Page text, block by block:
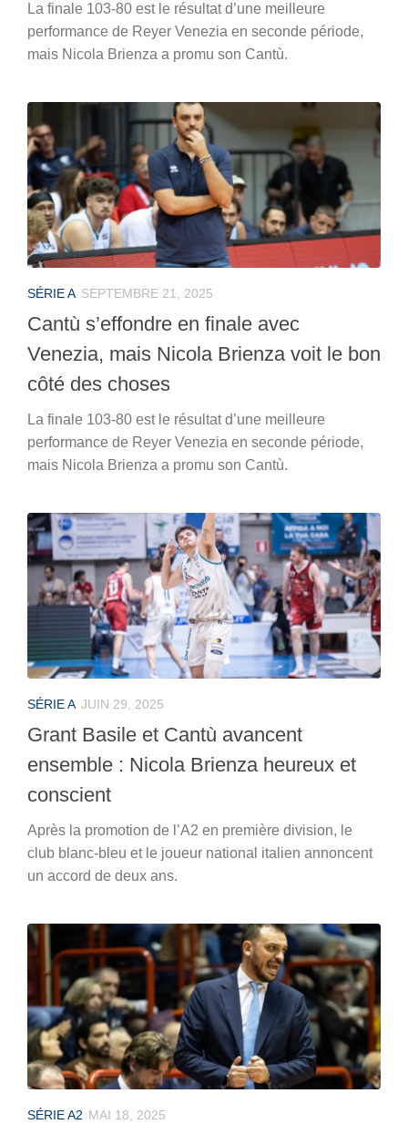
La finale 103-80 est le résultat d’une meilleure
performance de Reyer Venezia en seconde période,
mais Nicola Brienza a promu son Cantù.
SÉRIE A SEPTEMBRE 21, 2025
Cantù s’effondre en finale avec
Venezia, mais Nicola Brienza voit le bon
côté des choses
La finale 103-80 est le résultat d’une meilleure
performance de Reyer Venezia en seconde période,
mais Nicola Brienza a promu son Cantù.
SÉRIE A JUIN 29, 2025
Grant Basile et Cantù avancent
ensemble : Nicola Brienza heureux et
conscient
Après la promotion de l’A2 en première division, le
club blanc-bleu et le joueur national italien annoncent
un accord de deux ans.
SÉRIE A2 MAI 18, 2025